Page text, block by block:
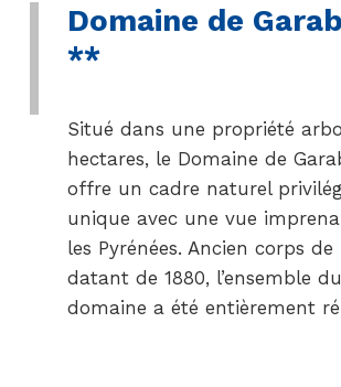
Domaine de
**
Situé dans une propriété
hectares, le Domaine de
offre un cadre naturel
unique avec une vue
les Pyrénées. Ancien corps
datant de 1880, l’ensemble du
domaine a été entièrement